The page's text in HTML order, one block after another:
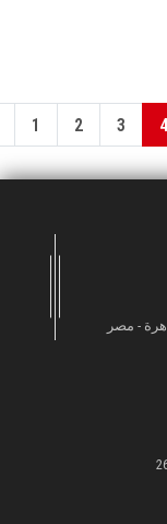
1 2 3 4
- مصر